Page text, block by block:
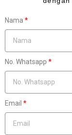
Nama
No. Whatsapp
Email